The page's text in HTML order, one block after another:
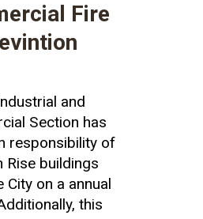
Fire
and
Section has
responsibility of
Rise buildings
City on a annual
this